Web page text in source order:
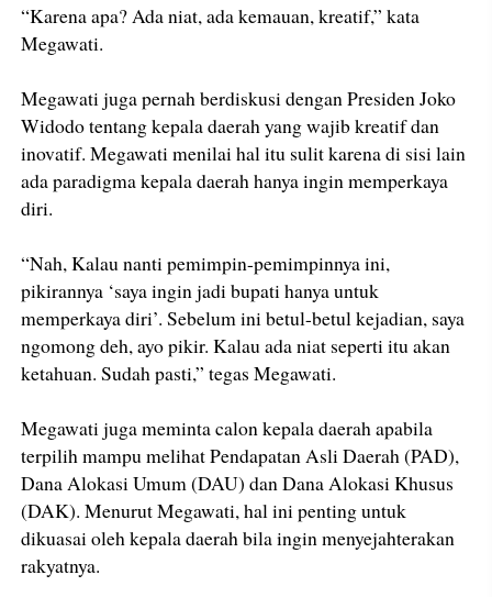
“Karena apa? Ada niat, ada kemauan, kreatif,” kata
Megawati.
Megawati juga pernah berdiskusi dengan Presiden Joko
Widodo tentang kepala daerah yang wajib kreatif dan
inovatif. Megawati menilai hal itu sulit karena di sisi lain
ada paradigma kepala daerah hanya ingin memperkaya
diri.
“Nah, Kalau nanti pemimpin-pemimpinnya ini,
pikirannya ‘saya ingin jadi bupati hanya untuk
memperkaya diri’. Sebelum ini betul-betul kejadian, saya
ngomong deh, ayo pikir. Kalau ada niat seperti itu akan
ketahuan. Sudah pasti,” tegas Megawati.
Megawati juga meminta calon kepala daerah apabila
terpilih mampu melihat Pendapatan Asli Daerah (PAD),
Dana Alokasi Umum (DAU) dan Dana Alokasi Khusus
(DAK). Menurut Megawati, hal ini penting untuk
dikuasai oleh kepala daerah bila ingin menyejahterakan
rakyatnya.